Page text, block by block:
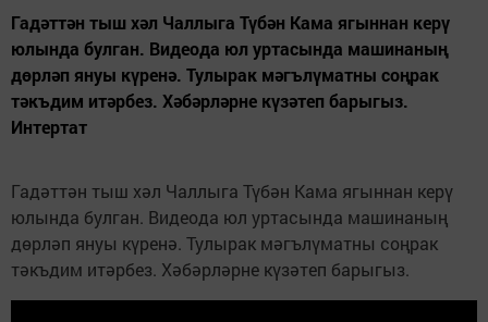
Гадәттән тыш хәл Чаллыга Түбән Кама ягыннан керү
юлында булган. Видеода юл уртасында машинаның
дөрләп януы күренә. Тулырак мәгълүматны соңрак
тәкъдим итәрбез. Хәбәрләрне күзәтеп барыгыз.
Интертат
Гадәттән тыш хәл Чаллыга Түбән Кама ягыннан керү
юлында булган. Видеода юл уртасында машинаның
дөрләп януы күренә. Тулырак мәгълүматны соңрак
тәкъдим итәрбез. Хәбәрләрне күзәтеп барыгыз.